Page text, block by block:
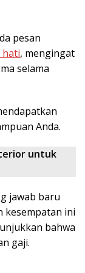
pesan
hati, mengingat
selama
Anda.
untuk
jawab baru
kesempatan ini
bahwa
gaji.